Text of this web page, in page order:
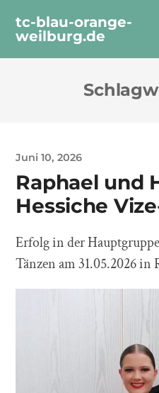
tc-blau-orange-
weilburg.de
Juni 10, 2026
Raphael und
Hessiche
Erfolg in der
Tänzen am 31.05.2026 in